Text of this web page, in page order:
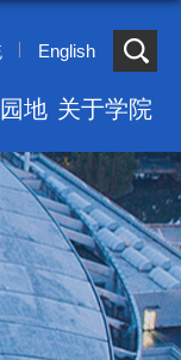
English
地 关于学院